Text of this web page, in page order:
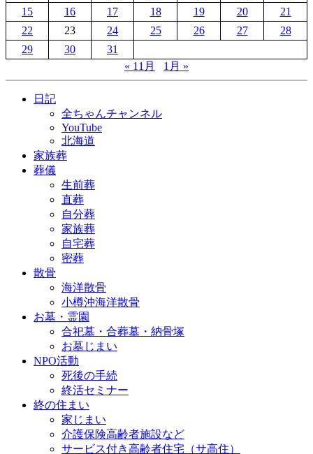
15
16 17 18 19 20
21
22
23 24 25 26 27
28
29
30
31
« 11月
1月 »
日記
全ちゃんチャンネル
YouTube
北海道
家族葬
葬儀
生前葬
直葬
自分葬
家族葬
自宅葬
密葬
散骨
海洋散骨
小樽沖海洋散骨
お墓・霊園
合祀墓・合葬墓・納骨塚
お墓じまい
NPO活動
死後の手続
終活セミナー
終の住まい
家じまい
介護保険高齢者施設など
サービス付き高齢者住宅（サ高住）